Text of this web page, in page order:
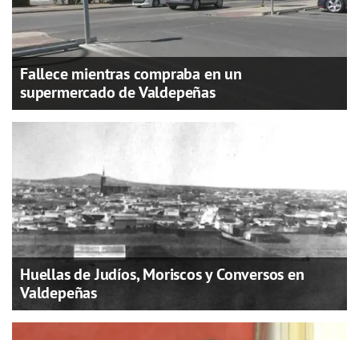
Fallece mientras compraba en un
supermercado de Valdepeñas
Huellas de Judíos, Moriscos y Conversos en
Valdepeñas